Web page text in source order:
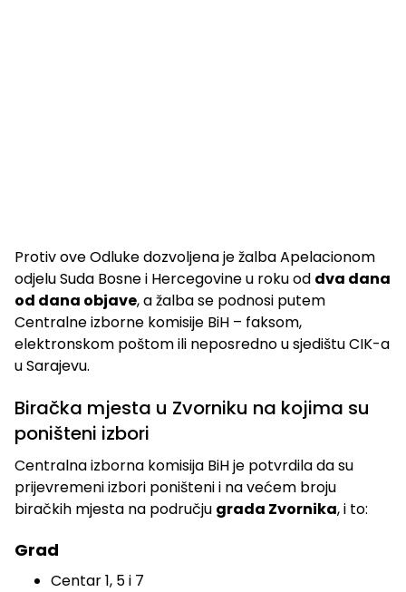
Protiv ove Odluke dozvoljena je žalba Apelacionom
odjelu Suda Bosne i Hercegovine u roku od dva dana
od dana objave, a žalba se podnosi putem
Centralne izborne komisije BiH – faksom,
elektronskom poštom ili neposredno u sjedištu CIK-a
u Sarajevu.
Biračka mjesta u Zvorniku na kojima su
poništeni izbori
Centralna izborna komisija BiH je potvrdila da su
prijevremeni izbori poništeni i na većem broju
biračkih mjesta na području grada Zvornika, i to:
Grad
Centar 1, 5 i 7